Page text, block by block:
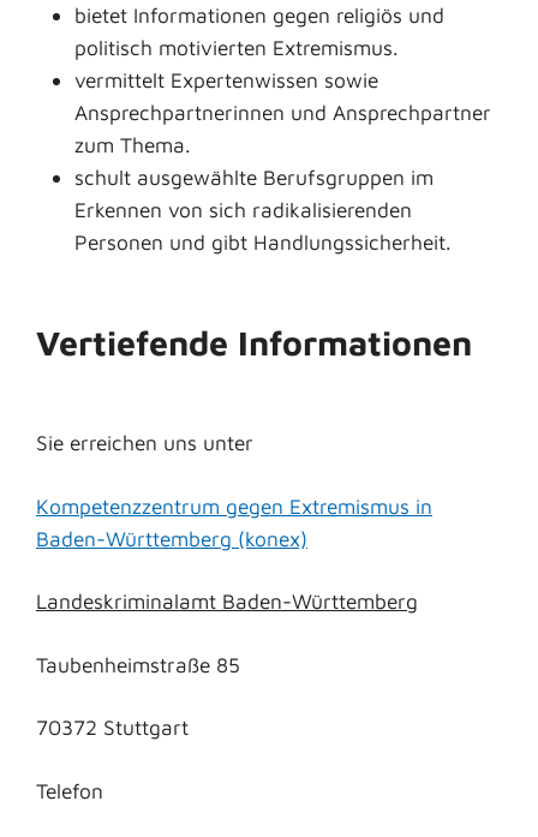
bietet Informationen gegen religiös und
politisch motivierten Extremismus.
vermittelt Expertenwissen sowie
Ansprechpartnerinnen und Ansprechpartner
zum Thema.
schult ausgewählte Berufsgruppen im
Erkennen von sich radikalisierenden
Personen und gibt Handlungssicherheit.
Vertiefende Informationen
Sie erreichen uns unter
Kompetenzzentrum gegen Extremismus in
Baden-Württemberg (konex)
Landeskriminalamt Baden-Württemberg
Taubenheimstraße 85
70372 Stuttgart
Telefon